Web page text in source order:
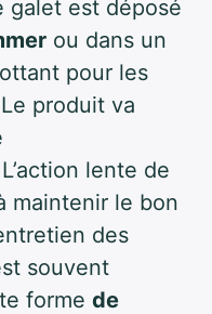
galet est déposé
ou dans un
pour les
produit va
lente de
maintenir le bon
des
souvent
forme de